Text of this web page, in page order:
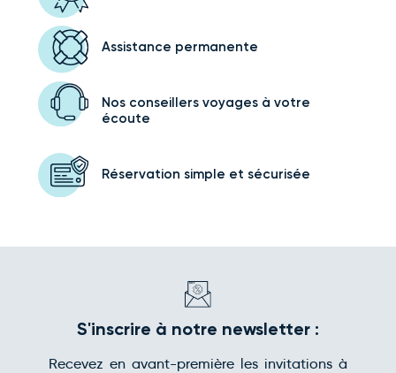
Assistance permanente
Nos conseillers voyagesà votre
écoute
Réservation simple et sécurisée
S'inscrire à notre newsletter :
Recevez en avant-première les invitations à